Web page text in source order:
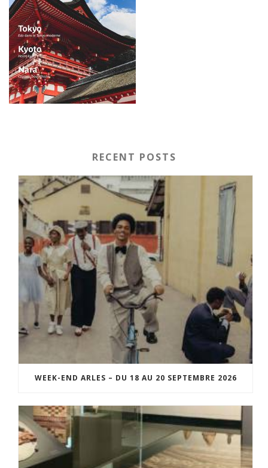
RECENT POSTS
WEEK-END ARLES – DU 18 AU 20 SEPTEMBRE 2026